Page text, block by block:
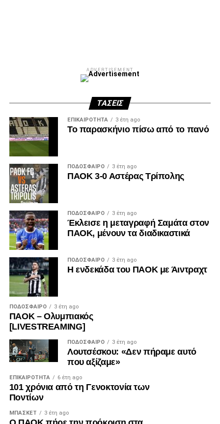
ADVERTISEMENT
ΤΆΣΕΙΣ
ΕΠΙΚΑΙΡΌΤΗΤΑ 3 έτη ago
Το παρασκήνιο πίσω από το πανό
ΠΟΔΌΣΦΑΙΡΟ 3 έτη ago
ΠΑΟΚ 3-0 Αστέρας Τρίπολης
ΠΟΔΌΣΦΑΙΡΟ 3 έτη ago
Έκλεισε η μεταγραφή Σαμάτα στον
ΠΑΟΚ, μένουν τα διαδικαστικά
ΠΟΔΌΣΦΑΙΡΟ 3 έτη ago
Η ενδεκάδα του ΠΑΟΚ με Άιντραχτ
ΠΟΔΌΣΦΑΙΡΟ 3 έτη ago
ΠΑΟΚ – Ολυμπιακός
[LIVESTREAMING]
ΠΟΔΌΣΦΑΙΡΟ 3 έτη ago
Λουτσέσκου: «Δεν πήραμε αυτό
που αξίζαμε»
ΕΠΙΚΑΙΡΌΤΗΤΑ 6 έτη ago
101 χρόνια από τη Γενοκτονία των
Ποντίων
ΜΠΆΣΚΕΤ 3 έτη ago